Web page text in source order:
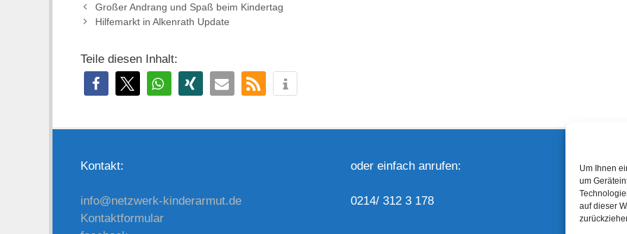
Um Ihnen
um
auf dieser
Großer Andrang und Spaß beim Kindertag
Hilfemarkt in Alkenrath Update
Teile diesen Inhalt:
Kontakt:
info@netzwerk-kinderarmut.de
Kontaktformular
oder einfach anrufen:
0214/ 312 3 178